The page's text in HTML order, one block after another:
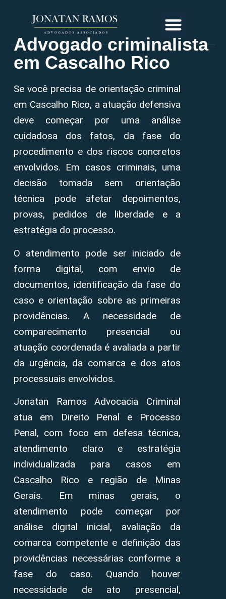
Advogado criminalista
em Cascalho Rico
Se você precisa de orientação criminal
em Cascalho Rico, a atuação defensiva
deve começar por uma análise
cuidadosa dos fatos, da fase do
procedimento e dos riscos concretos
envolvidos. Em casos criminais, uma
decisão tomada sem orientação
técnica pode afetar depoimentos,
provas, pedidos de liberdade e a
estratégia do processo.
O atendimento pode ser iniciado de
forma digital, com envio de
documentos, identificação da fase do
caso e orientação sobre as primeiras
providências. A necessidade de
comparecimento presencial ou
atuação coordenada é avaliada a partir
da urgência, da comarca e dos atos
processuais envolvidos.
Jonatan Ramos Advocacia Criminal
atua em Direito Penal e Processo
Penal, com foco em defesa técnica,
atendimento claro e estratégia
individualizada para casos em
Cascalho Rico e região de Minas
Gerais. Em minas gerais, o
atendimento pode começar por
análise digital inicial, avaliação da
comarca competente e definição das
providências necessárias conforme a
fase do caso. Quando houver
necessidade de ato presencial,